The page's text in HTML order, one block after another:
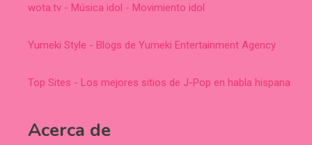
wota.tv - Música idol - Movimiento idol
Yumeki Style - Blogs de Yumeki Entertainment Agency
Top Sites - Los mejores sitios de J-Pop en habla hispana
Acerca de